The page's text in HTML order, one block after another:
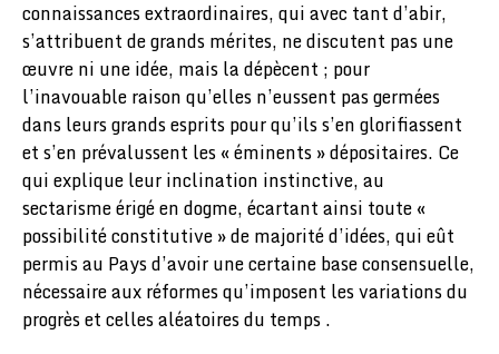
connaissances extraordinaires, qui avec tant d’abir,
s’attribuent de grands mérites, ne discutent pas une
œuvre ni une idée, mais la dépècent ; pour
l’inavouable raison qu’elles n’eussent pas germées
dans leurs grands esprits pour qu’ils s’en glorifiassent
et s’en prévalussent les « éminents » dépositaires. Ce
qui explique leur inclination instinctive, au
sectarisme érigé en dogme, écartant ainsi toute «
possibilité constitutive » de majorité d’idées, qui eût
permis au Pays d’avoir une certaine base consensuelle,
nécessaire aux réformes qu’imposent les variations du
progrès et celles aléatoires du temps .